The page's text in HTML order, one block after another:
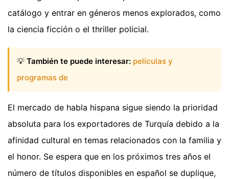
catálogo y entrar en géneros menos explorados, como
la ciencia ficción o el thriller policial.
💡 También te puede interesar: películas y
programas de
El mercado de habla hispana sigue siendo la prioridad
absoluta para los exportadores de Turquía debido a la
afinidad cultural en temas relacionados con la familia y
el honor. Se espera que en los próximos tres años el
número de títulos disponibles en español se duplique,